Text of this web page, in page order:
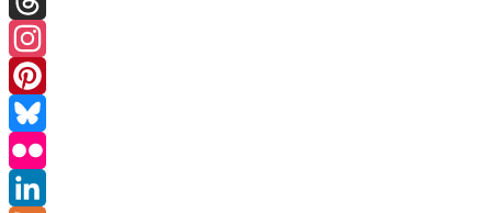
Threads
Instagram
Pinterest
Bluesky
Flickr